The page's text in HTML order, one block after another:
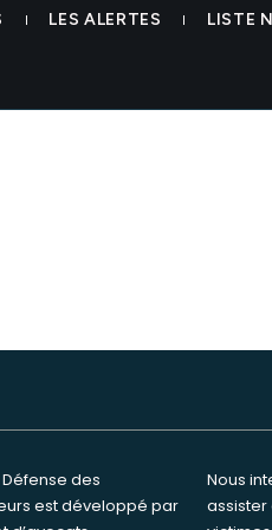
LES ALERTES LISTE
Défense des
est développé par
pour informer,
et représenter les